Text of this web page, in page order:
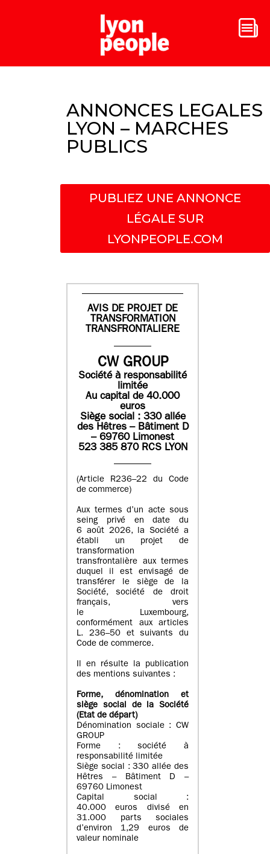
ANNONCES LEGALES
LYON – MARCHES
PUBLICS
PUBLIEZ UNE ANNONCE
LÉGALE SUR
LYONPEOPLE.COM
AVIS DE PROJET DE
TRANSFORMATION
TRANSFRONTALIERE
CW GROUP
Société à responsabilité
limitée
Au capital de 40.000
euros
Siège social : 330 allée
des Hêtres – Bâtiment D
– 69760 Limonest
523 385 870 RCS LYON
(Article R236–22 du Code
de commerce)
Aux termes d’un acte sous
seing privé en date du
6 août 2026, la Société a
établi un projet de
transformation
transfrontalière aux termes
duquel il est envisagé de
transférer le siège de la
Société, société de droit
français, vers
le Luxembourg,
conformément aux articles
L. 236–50 et suivants du
Code de commerce.
Il en résulte la publication
des mentions suivantes :
Forme, dénomination et
siège social de la Société
(Etatde départ)
Dénomination sociale : CW
GROUP
Forme : société à
responsabilité limitée
Siège social : 330 allée des
Hêtres – Bâtiment D –
69760 Limonest
Capital social :
40.000 euros divisé en
31.000 parts sociales
d’environ 1,29 euros de
valeur nominale